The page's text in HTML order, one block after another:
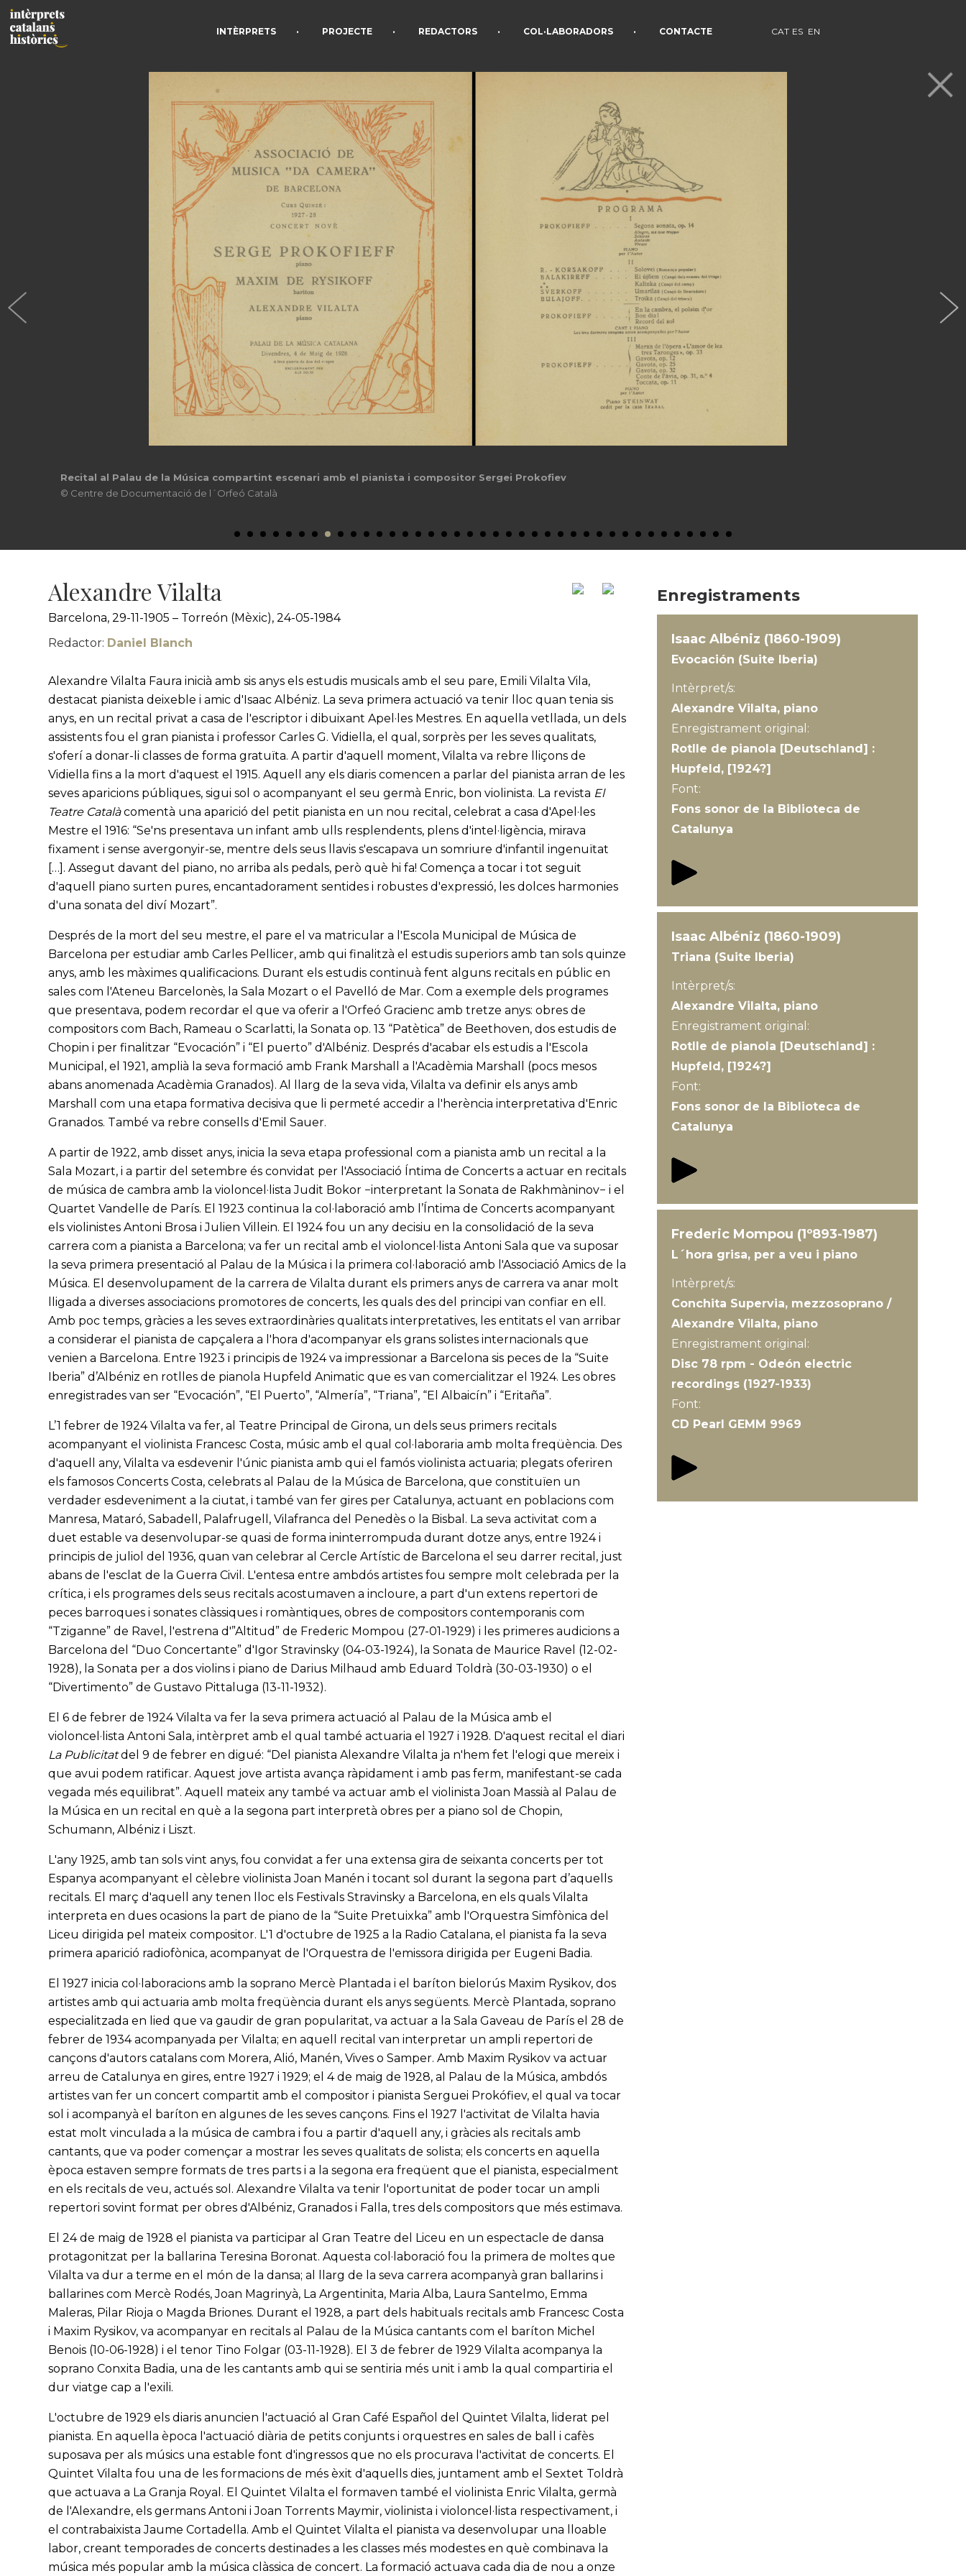
INTÈRPRETS • PROJECTE • REDACTORS • COL·LABORADORS • CONTACTE CAT ES EN
Recital al Palau de la Música compartint escenari amb el pianista i compositor Sergei Prokofiev
© Centre de Documentació de l´Orfeó Català
Alexandre Vilalta
Barcelona, 29-11-1905 – Torreón (Mèxic), 24-05-1984
Redactor: Daniel Blanch
Alexandre Vilalta Faura inicià amb sis anys els estudis musicals amb el seu pare, Emili Vilalta Vila,
destacat pianista deixeble i amic d'Isaac Albéniz. La seva primera actuació va tenir lloc quan tenia sis
anys, en un recital privat a casa de l'escriptor i dibuixant Apel·les Mestres. En aquella vetllada, un dels
assistents fou el gran pianista i professor Carles G. Vidiella, el qual, sorprès per les seves qualitats,
s'oferí a donar-li classes de forma gratuïta. A partir d'aquell moment, Vilalta va rebre lliçons de
Vidiella fins a la mort d'aquest el 1915. Aquell any els diaris comencen a parlar del pianista arran de les
seves aparicions públiques, sigui sol o acompanyant el seu germà Enric, bon violinista. La revista El
Teatre Catalàcomentà una aparició del petit pianista en un nou recital, celebrat a casa d'Apel·les
Mestre el 1916: “Se'ns presentava un infant amb ulls resplendents, plens d'intel·ligència, mirava
fixament i sense avergonyir-se, mentre dels seus llavis s'escapava un somriure d'infantil ingenuïtat
[…]. Assegut davant del piano, no arriba als pedals, però què hi fa! Comença a tocar i tot seguit
d'aquell piano surten pures, encantadorament sentides i robustes d'expressió, les dolces harmonies
d'una sonata del diví Mozart”.
Després de la mort del seu mestre, el pare el va matricular a l'Escola Municipal de Música de
Barcelona per estudiar amb Carles Pellicer, amb qui finalitzà el estudis superiors amb tan sols quinze
anys, amb les màximes qualificacions. Durant els estudis continuà fent alguns recitals en públic en
sales com l'Ateneu Barcelonès, la Sala Mozart o el Pavelló de Mar. Com a exemple dels programes
que presentava, podem recordar el que va oferir a l'Orfeó Gracienc amb tretze anys: obres de
compositors com Bach, Rameau o Scarlatti, la Sonata op. 13 “Patètica” de Beethoven, dos estudis de
Chopin i per finalitzar “Evocación” i “El puerto” d'Albéniz. Després d'acabar els estudis a l'Escola
Municipal, el 1921, amplià la seva formació amb Frank Marshall a l'Acadèmia Marshall (pocs mesos
abans anomenada Acadèmia Granados). Al llarg de la seva vida, Vilalta va definir els anys amb
Marshall com una etapa formativa decisiva que li permeté accedir a l'herència interpretativa d'Enric
Granados. També va rebre consells d'Emil Sauer.
A partir de 1922, amb disset anys, inicia la seva etapa professional com a pianista amb un recital a la
Sala Mozart, i a partir del setembre és convidat per l'Associació Íntima de Concerts a actuar en recitals
de música de cambra amb la violoncel·lista Judit Bokor −interpretant la Sonata de Rakhmàninov− i el
Quartet Vandelle de París. El 1923 continua la col·laboració amb l’Íntima de Concerts acompanyant
els violinistes Antoni Brosa i Julien Villein. El 1924 fou un any decisiu en la consolidació de la seva
carrera com a pianista a Barcelona; va fer un recital amb el violoncel·lista Antoni Sala que va suposar
la seva primera presentació al Palau de la Música i la primera col·laboració amb l'Associació Amics de la
Música. El desenvolupament de la carrera de Vilalta durant els primers anys de carrera va anar molt
lligada a diverses associacions promotores de concerts, les quals des del principi van confiar en ell.
Amb poc temps, gràcies a les seves extraordinàries qualitats interpretatives, les entitats el van arribar
a considerar el pianista de capçalera a l'hora d'acompanyar els grans solistes internacionals que
venien a Barcelona. Entre 1923 i principis de 1924 va impressionar a Barcelona sis peces de la “Suite
Iberia” d’Albéniz en rotlles de pianola Hupfeld Animatic que es van comercialitzar el 1924. Les obres
enregistrades van ser “Evocación”, “El Puerto”, “Almería”, “Triana”, “El Albaicín” i “Eritaña”.
L’1 febrer de 1924 Vilalta va fer, al Teatre Principal de Girona, un dels seus primers recitals
acompanyant el violinista Francesc Costa, músic amb el qual col·laboraria amb molta freqüència. Des
d'aquell any, Vilalta va esdevenir l'únic pianista amb qui el famós violinista actuaria; plegats oferiren
els famosos Concerts Costa, celebrats al Palau de la Música de Barcelona, que constituïen un
verdader esdeveniment a la ciutat, i també van fer gires per Catalunya, actuant en poblacions com
Manresa, Mataró, Sabadell, Palafrugell, Vilafranca del Penedès o la Bisbal. La seva activitat com a
duet estable va desenvolupar-se quasi de forma ininterrompuda durant dotze anys, entre 1924 i
principis de juliol del 1936, quan van celebrar al Cercle Artístic de Barcelona el seu darrer recital, just
abans de l'esclat de la Guerra Civil. L'entesa entre ambdós artistes fou sempre molt celebrada per la
crítica, i els programes dels seus recitals acostumaven a incloure, a part d'un extens repertori de
peces barroques i sonates clàssiques i romàntiques, obres de compositors contemporanis com
“Tziganne” de Ravel, l'estrena d'”Altitud” de Frederic Mompou (27-01-1929) i les primeres audicions a
Barcelona del “Duo Concertante” d'Igor Stravinsky (04-03-1924), la Sonata de Maurice Ravel (12-02-
1928), la Sonata per a dos violins i piano de Darius Milhaud amb Eduard Toldrà (30-03-1930) o el
“Divertimento” de Gustavo Pittaluga (13-11-1932).
El 6 de febrer de 1924 Vilalta va fer la seva primera actuació al Palau de la Música amb el
violoncel·lista Antoni Sala, intèrpret amb el qual també actuaria el 1927 i 1928. D'aquest recital el diari
La Publicitatdel 9 de febrer en digué: “Del pianista Alexandre Vilalta ja n'hem fet l'elogi que mereix i
que avui podem ratificar. Aquest jove artista avança ràpidament i amb pas ferm, manifestant-se cada
vegada més equilibrat”. Aquell mateix any també va actuar amb el violinista Joan Massià al Palau de
la Música en un recital en què a la segona part interpretà obres per a piano sol de Chopin,
Schumann, Albéniz i Liszt.
L'any 1925, amb tan sols vint anys, fou convidat a fer una extensa gira de seixanta concerts per tot
Espanya acompanyant el cèlebre violinista Joan Manén i tocant sol durant la segona part d’aquells
recitals. El març d'aquell any tenen lloc els Festivals Stravinsky a Barcelona, en els quals Vilalta
interpreta en dues ocasions la part de piano de la “Suite Pretuixka” amb l'Orquestra Simfònica del
Liceu dirigida pel mateix compositor. L'1 d'octubre de 1925 a la Radio Catalana, el pianista fa la seva
primera aparició radiofònica, acompanyat de l'Orquestra de l'emissora dirigida per Eugeni Badia.
El 1927 inicia col·laboracions amb la soprano Mercè Plantada i el baríton bielorús Maxim Rysikov, dos
artistes amb qui actuaria amb molta freqüència durant els anys següents. Mercè Plantada, soprano
especialitzada en lied que va gaudir de gran popularitat, va actuar a la Sala Gaveau de París el 28 de
febrer de 1934 acompanyada per Vilalta; en aquell recital van interpretar un ampli repertori de
cançons d'autors catalans com Morera, Alió, Manén, Vives o Samper. Amb Maxim Rysikov va actuar
arreu de Catalunya en gires, entre 1927 i 1929; el 4 de maig de 1928, al Palau de la Música, ambdós
artistes van fer un concert compartit amb el compositor i pianista Serguei Prokófiev, el qual va tocar
sol i acompanyà el baríton en algunes de les seves cançons. Fins el 1927 l'activitat de Vilalta havia
estat molt vinculada a la música de cambra i fou a partir d'aquell any, i gràcies als recitals amb
cantants, que va poder començar a mostrar les seves qualitats de solista; els concerts en aquella
època estaven sempre formats de tres parts i a la segona era freqüent que el pianista, especialment
en els recitals de veu, actués sol. Alexandre Vilalta va tenir l'oportunitat de poder tocar un ampli
repertori sovint format per obres d'Albéniz, Granados i Falla, tres dels compositors que més estimava.
El 24 de maig de 1928 el pianista va participar al Gran Teatre del Liceu en un espectacle de dansa
protagonitzat per la ballarina Teresina Boronat. Aquesta col·laboració fou la primera de moltes que
Vilalta va dur a terme en el món de la dansa; al llarg de la seva carrera acompanyà gran ballarins i
ballarines com Mercè Rodés, Joan Magrinyà, La Argentinita, Maria Alba, Laura Santelmo, Emma
Maleras, Pilar Rioja o Magda Briones. Durant el 1928, a part dels habituals recitals amb Francesc Costa
i Maxim Rysikov, va acompanyar en recitals al Palau de la Música cantants com el baríton Michel
Benois (10-06-1928) i el tenor Tino Folgar (03-11-1928). El 3 de febrer de 1929 Vilalta acompanya la
soprano Conxita Badia, una de les cantants amb qui se sentiria més unit i amb la qual compartiria el
dur viatge cap a l'exili.
L'octubre de 1929 els diaris anuncien l'actuació al Gran Café Español del Quintet Vilalta, liderat pel
pianista. En aquella època l'actuació diària de petits conjunts i orquestres en sales de ball i cafès
suposava per als músics una estable font d'ingressos que no els procurava l'activitat de concerts. El
Quintet Vilalta fou una de les formacions de més èxit d'aquells dies, juntament amb el Sextet Toldrà
que actuava a La Granja Royal. El Quintet Vilalta el formaven també el violinista Enric Vilalta, germà
de l'Alexandre, els germans Antoni i Joan Torrents Maymir, violinista i violoncel·lista respectivament, i
el contrabaixista Jaume Cortadella. Amb el Quintet Vilalta el pianista va desenvolupar una lloable
labor, creant temporades de concerts destinades a les classes més modestes en què combinava la
música més popular amb la música clàssica de concert. La formació actuava cada dia de nou a onze
Enregistraments
Isaac Albéniz (1860-1909)
Evocación (Suite Iberia)
Intèrpret/s:
Alexandre Vilalta, piano
Enregistrament original:
Rotlle de pianola [Deutschland] :
Hupfeld, [1924?]
Font:
Fons sonor de la Biblioteca de
Catalunya
Isaac Albéniz (1860-1909)
Triana (Suite Iberia)
Intèrpret/s:
Alexandre Vilalta, piano
Enregistrament original:
Rotlle de pianola [Deutschland] :
Hupfeld, [1924?]
Font:
Fons sonor de la Biblioteca de
Catalunya
Frederic Mompou (1º893-1987)
L´hora grisa, per a veu i piano
Intèrpret/s:
Conchita Supervia, mezzosoprano /
Alexandre Vilalta, piano
Enregistrament original:
Disc 78 rpm - Odeón electric
recordings (1927-1933)
Font:
CD Pearl GEMM 9969